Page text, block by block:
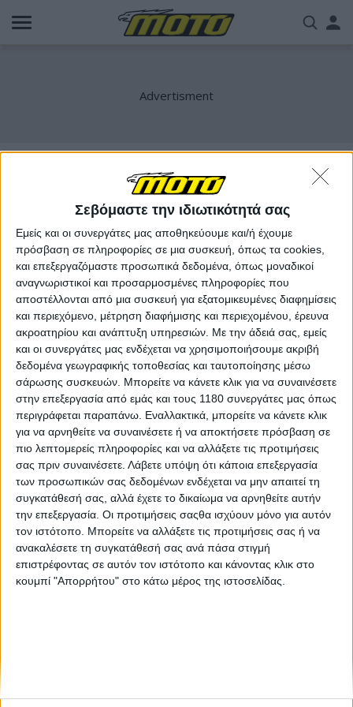
Σεβόμαστε την ιδιωτικότητά σας
Εμείς και οι συνεργάτες μας αποθηκεύουμε και/ή έχουμε
πρόσβαση σε πληροφορίες σε μια συσκευή, όπως τα cookies,
και επεξεργαζόμαστε προσωπικά δεδομένα, όπως μοναδικοί
αναγνωριστικοί και προσαρμοσμένες πληροφορίες που
αποστέλλονται από μια συσκευή για εξατομικευμένες διαφημίσεις
και περιεχόμενο, μέτρηση διαφήμισης και περιεχομένου, έρευνα
ακροατηρίου και ανάπτυξη υπηρεσιών. Με την άδειά σας, εμείς
και οι συνεργάτες μας ενδέχεται να χρησιμοποιήσουμε ακριβή
δεδομένα γεωγραφικής τοποθεσίας και ταυτοποίησης μέσω
σάρωσης συσκευών. Μπορείτε να κάνετε κλικ για να συναινέσετε
στην επεξεργασία από εμάς και τους 1180 συνεργάτες μας όπως
περιγράφεται παραπάνω. Εναλλακτικά, μπορείτε να κάνετε κλικ
για να αρνηθείτε να συναινέσετε ή να αποκτήσετε πρόσβαση σε
πιο λεπτομερείς πληροφορίες και να αλλάξετε τις προτιμήσεις
σας πριν συναινέσετε. Λάβετε υπόψη ότι κάποια επεξεργασία
των προσωπικών σας δεδομένων ενδέχεται να μην απαιτεί τη
συγκατάθεσή σας, αλλά έχετε το δικαίωμα να αρνηθείτε αυτήν
την επεξεργασία. Οι προτιμήσεις σαςθα ισχύουν μόνο για αυτόν
τον ιστότοπο. Μπορείτε να αλλάξετε τις προτιμήσεις σας ή να
ανακαλέσετε τη συγκατάθεσή σας ανά πάσα στιγμή
επιστρέφοντας σε αυτόν τον ιστότοπο και κάνοντας κλικ στο
κουμπί "Απορρήτου" στο κάτω μέρος της ιστοσελίδας.
Παράκαμψη
προς
Επικαιρότητα 17/4/2026
Ανάκληση BMW K 1600 στις ΗΠΑ για υπερθέρμανση
της όπισθεν
Η ανάκληση που εξέδωσε η BMW of North America LLC
περιλαμβάνει 9.160 μοτοσυκλέτες στις ΗΠΑ, καλύπτοντας μια
σειρά μοντέλων της εξακύλινδρης οικογένειας, K1600 GT /
GTL / B / Grand America, κατασκευασμ...